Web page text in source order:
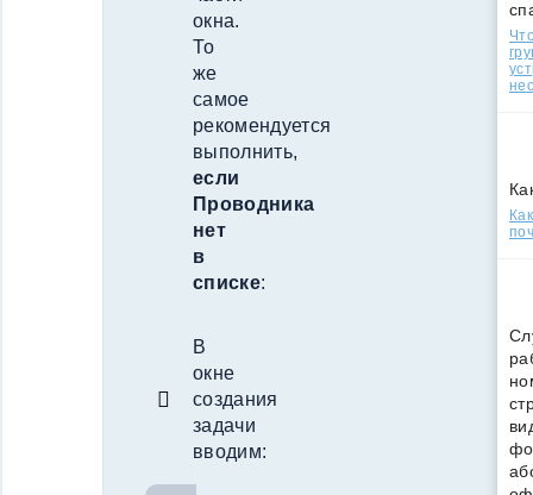
окна.
То
же
самое
рекомендуется
выполнить,
если
Проводника
нет
в
списке:
В
окне
создания
задачи
вводим: